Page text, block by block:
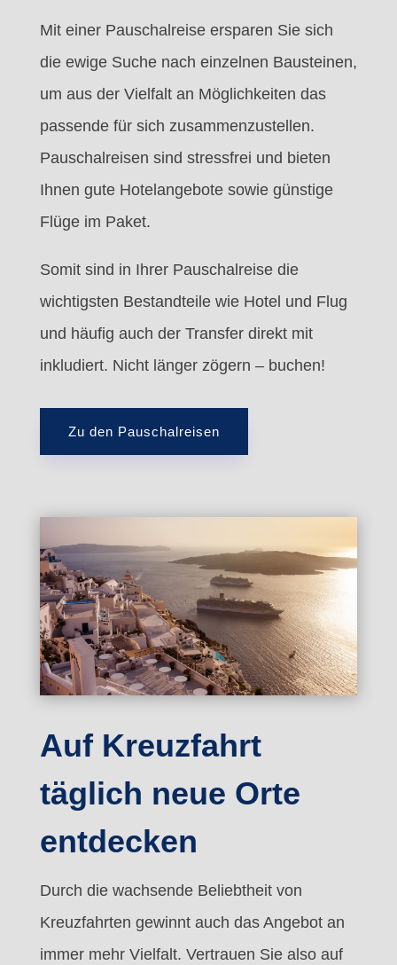
Mit einer Pauschalreise ersparen Sie sich
die ewige Suche nach einzelnen Bausteinen,
um aus der Vielfalt an Möglichkeiten das
passende für sich zusammenzustellen.
Pauschalreisen sind stressfrei und bieten
Ihnen gute Hotelangebote sowie günstige
Flüge im Paket.
Somit sind in Ihrer Pauschalreise die
wichtigsten Bestandteile wie Hotel und Flug
und häufig auch der Transfer direkt mit
inkludiert. Nicht länger zögern – buchen!
Zu den Pauschalreisen
Auf Kreuzfahrt
täglich neue Orte
entdecken
Durch die wachsende Beliebtheit von
Kreuzfahrten gewinnt auch das Angebot an
immer mehr Vielfalt. Vertrauen Sie also auf